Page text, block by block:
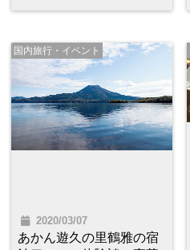
国内旅行・イベント
2020/03/07
あかん遊久の里鶴雅の宿